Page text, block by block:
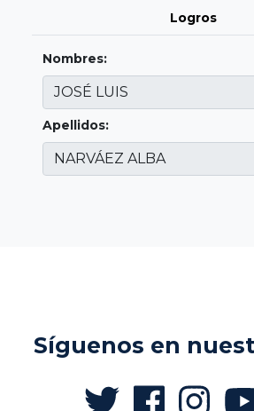
Logros
Nombres:
Apellidos:
Síguenos en